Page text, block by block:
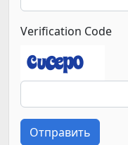
Verification Code
Отправить